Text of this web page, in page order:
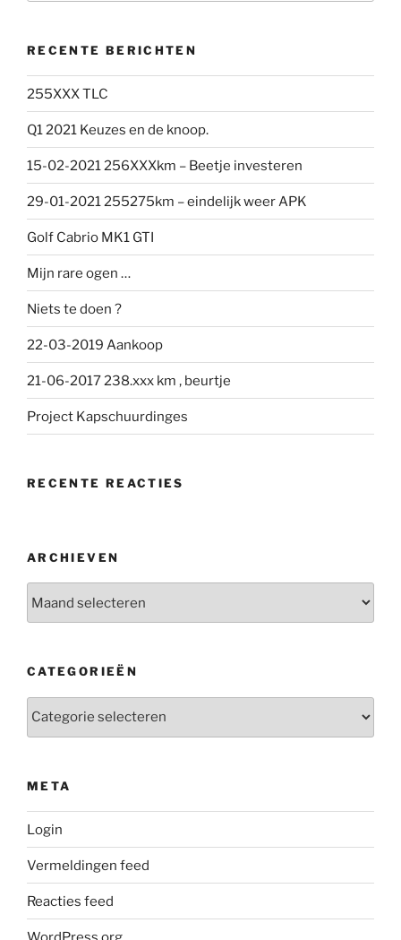
RECENTE BERICHTEN
255XXX TLC
Q1 2021 Keuzes en de knoop.
15-02-2021 256XXXkm – Beetje investeren
29-01-2021 255275km – eindelijk weer APK
Golf Cabrio MK1 GTI
Mijn rare ogen …
Niets te doen ?
22-03-2019 Aankoop
21-06-2017 238.xxx km , beurtje
Project Kapschuurdinges
RECENTE REACTIES
ARCHIEVEN
CATEGORIEËN
META
Login
Vermeldingen feed
Reacties feed